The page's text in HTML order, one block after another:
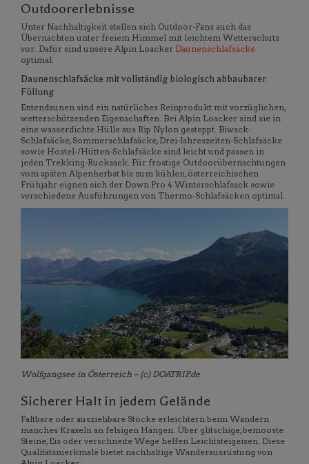
Outdoorerlebnisse
Unter Nachhaltigkeit stellen sich Outdoor-Fans auch das
Übernachten unter freiem Himmel mit leichtem Wetterschutz
vor. Dafür sind unsere Alpin Loacker Daunenschlafsäcke
optimal:
Daunenschlafsäcke mit vollständig biologisch abbaubarer
Füllung
Entendaunen sind ein natürliches Reinprodukt mit vorzüglichen,
wetterschützenden Eigenschaften. Bei Alpin Loacker sind sie in
eine wasserdichte Hülle aus Rip Nylon gesteppt. Biwack-
Schlafsäcke, Sommerschlafsäcke, Drei-Jahreszeiten-Schlafsäcke
sowie Hostel-/Hütten-Schlafsäcke sind leicht und passen in
jeden Trekking-Rucksack. Für frostige Outdoorübernachtungen
vom späten Alpenherbst bis zum kühlen, österreichischen
Frühjahr eignen sich der Down Pro 4 Winterschlafsack sowie
verschiedene Ausführungen von Thermo-Schlafsäcken optimal.
Wolfgangsee in Österreich – (c) DOATRIP.de
Sicherer Halt in jedem Gelände
Faltbare oder ausziehbare Stöcke erleichtern beim Wandern
manches Kraxeln an felsigen Hängen. Über glitschige, bemooste
Steine, Eis oder verschneite Wege helfen Leichtsteigeisen. Diese
Qualitätsmerkmale bietet nachhaltige Wanderausrüstung von